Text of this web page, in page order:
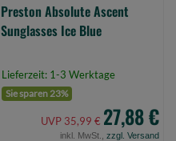
Preston Absolute Ascent
Sunglasses Ice Blue
Lieferzeit: 1-3 Werktage
Sie sparen 23%
UVP 35,99 € 27,88 €
inkl. MwSt., zzgl. Versand